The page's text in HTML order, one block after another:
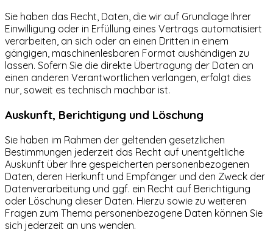
Sie haben das Recht, Daten, die wir auf Grundlage Ihrer
Einwilligung oder in Erfüllung eines Vertrags automatisiert
verarbeiten, an sich oder an einen Dritten in einem
gängigen, maschinenlesbaren Format aushändigen zu
lassen. Sofern Sie die direkte Übertragung der Daten an
einen anderen Verantwortlichen verlangen, erfolgt dies
nur, soweit es technisch machbar ist.
Auskunft, Berichtigung und Löschung
Sie haben im Rahmen der geltenden gesetzlichen
Bestimmungen jederzeit das Recht auf unentgeltliche
Auskunft über Ihre gespeicherten personenbezogenen
Daten, deren Herkunft und Empfänger und den Zweck der
Datenverarbeitung und ggf. ein Recht auf Berichtigung
oder Löschung dieser Daten. Hierzu sowie zu weiteren
Fragen zum Thema personenbezogene Daten können Sie
sich jederzeit an uns wenden.